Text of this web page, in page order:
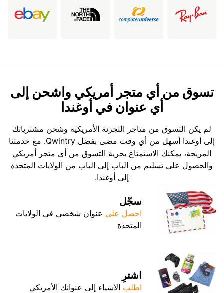
تسوق من أي متجر أمريكي واشحن إلى
أي عنوان في أوغندا
لم يكن التسوق من متاجر التجزئة الأمريكية وشحن مشترياتك
إلى أوغندا أسهل من أي وقت مضى بفضل Qwintry. مع خدمتنا
المريحة، يمكنك الاستمتاع بحرية التسوق من أي متجر أمريكي
والحصول على تسليم من الباب إلى الباب من الولايات المتحدة
إلى أوغندا.
سجّل
احصل على عنوان شخصي في الولايات
المتحدة
اشترِ
اطلب الأشياء إلى عنوانك الأمريكي